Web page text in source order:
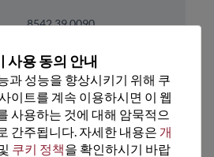
8542.39.0090
대체 제품
사용 동의 안내
과 성능을 향상시키기 위해 쿠
이트를 계속 이용하시면 이 웹
사용하는 것에 대해 암묵적으
간주됩니다. 자세한 내용은 개
쿠키 정책을 확인하시기 바랍